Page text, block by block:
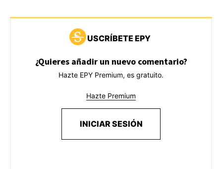
USCRÍBETE EPY
¿Quieres añadir un nuevo comentario?
Hazte EPY Premium, es gratuito.
Hazte Premium
INICIAR SESIÓN